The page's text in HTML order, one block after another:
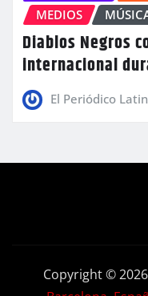
MEDIOS
Diablos Negros
internacional
El Periódico
Copyright ©